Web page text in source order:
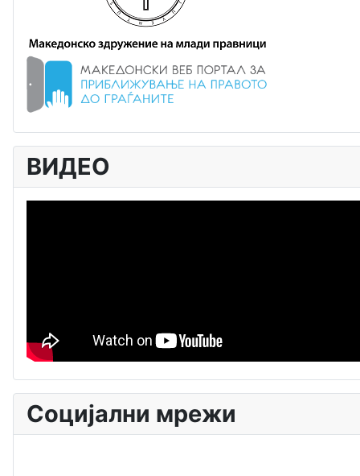
ВИДЕО
Социјални мрежи